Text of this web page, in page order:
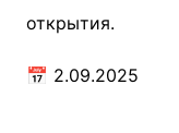
открытия.
📅 2.09.2025